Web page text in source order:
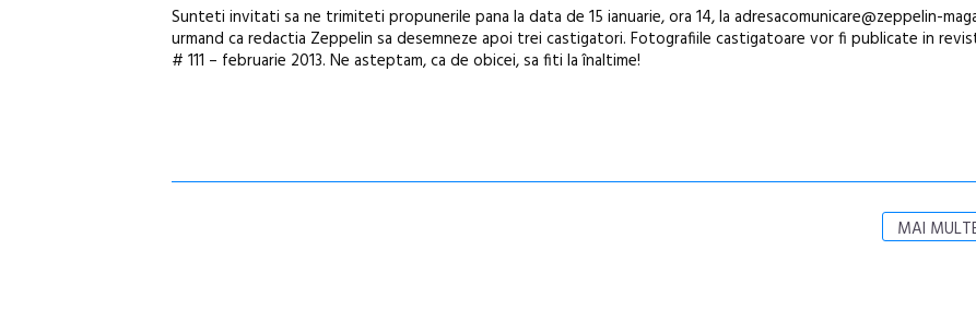
Sunteti invitati sa ne trimiteti propunerile pana la data de 15 ianuarie, ora 14, la adresacomunicare@zeppelin-
urmand ca redactia Zeppelin sa desemneze apoi trei castigatori. Fotografiile castigatoare vor fi publicate in
# 111 – februarie 2013. Ne asteptam, ca de obicei, sa fiti la înaltime!
MAI